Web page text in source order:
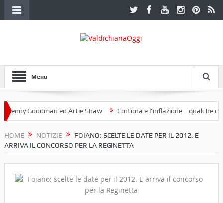
Menu
Goodman ed Artie Shaw Cortona e l’inflazione… qualche
HOME NOTIZIE
FOIANO: SCELTE LE DATE PER IL 2012. E
ARRIVA IL CONCORSO PER LA REGINETTA